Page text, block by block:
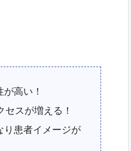
が高い！
セスが増える！
り患者イメージが